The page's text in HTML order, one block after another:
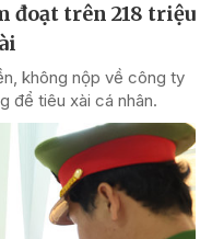
đoạt trên 218 triệu
không nộp về công ty
để tiêu xài cá nhân.